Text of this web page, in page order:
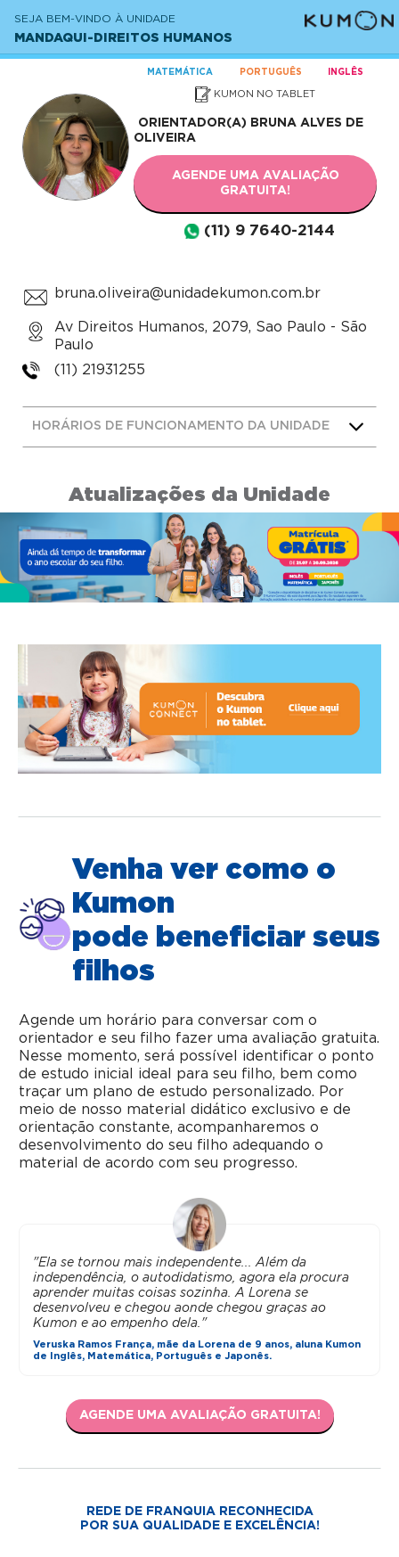
SEJA BEM-VINDO À UNIDADE
MANDAQUI-DIREITOS HUMANOS
MATEMÁTICA PORTUGUÊS INGLÊS
KUMON NO TABLET
ORIENTADOR(A) BRUNA ALVES DE
OLIVEIRA
AGENDE UMA AVALIAÇÃO
GRATUITA!
(11) 9 7640-2144
bruna.oliveira@unidadekumon.com.br
Av Direitos Humanos, 2079, Sao Paulo - São
Paulo
(11) 21931255
HORÁRIOS DE FUNCIONAMENTO DA UNIDADE
Atualizações da Unidade
Venha ver como o
Kumon
pode beneficiar seus
filhos
Agende um horário para conversar com o
orientador e seu filho fazer uma avaliação gratuita.
Nesse momento, será possível identificar o ponto
de estudo inicial ideal para seu filho, bem como
traçar um plano de estudo personalizado. Por
meio de nosso material didático exclusivo e de
orientação constante, acompanharemos o
desenvolvimento do seu filho adequando o
material de acordo com seu progresso.
"Ela se tornou mais independente... Além da
independência, o autodidatismo, agora ela procura
aprender muitas coisas sozinha. A Lorena se
desenvolveu e chegou aonde chegou graças ao
Kumon e ao empenho dela."
Veruska Ramos França, mãe da Lorena de 9 anos, aluna Kumon
de Inglês, Matemática, Português e Japonês.
AGENDE UMA AVALIAÇÃO GRATUITA!
REDE DE FRANQUIA RECONHECIDA
POR SUA QUALIDADE E EXCELÊNCIA!